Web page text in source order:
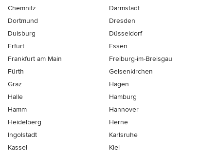
Chemnitz
Darmstadt
Dortmund
Dresden
Duisburg
Düsseldorf
Erfurt
Essen
Frankfurt am Main
Freiburg-im-Breisgau
Fürth
Gelsenkirchen
Graz
Hagen
Halle
Hamburg
Hamm
Hannover
Heidelberg
Herne
Ingolstadt
Karlsruhe
Kassel
Kiel